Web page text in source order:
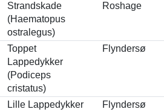
Strandskade
(Haematopus
ostralegus)
Roshage
Toppet
Lappedykker
(Podiceps
cristatus)
Flyndersø
Lille Lappedykker
Flyndersø